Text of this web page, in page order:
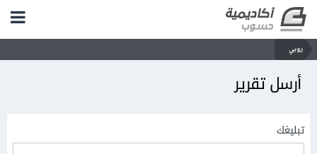
روبي
أرسل تقرير
تبليغك